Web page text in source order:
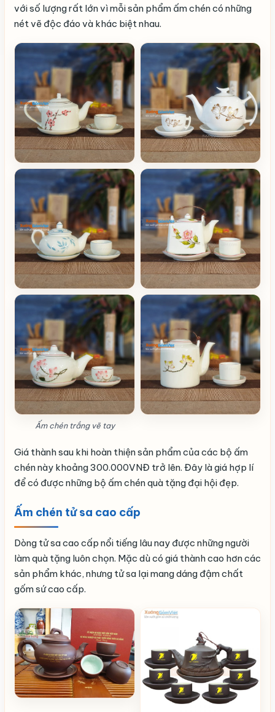
với số lượng rất lớn vì mỗi sản phẩm ấm chén có những
nét vẽ độc đáo và khác biệt nhau.
Ấm chén trắng vẽ tay
Giá thành sau khi hoàn thiện sản phẩm của các bộ ấm
chén này khoảng 300.000VNĐ trở lên. Đây là giá hợp lí
để có được những bộ ấm chén quà tặng đại hội đẹp.
Ấm chén tử sa cao cấp
Dòng tử sa cao cấp nổi tiếng lâu nay được những người
làm quà tặng luôn chọn. Mặc dù có giá thành cao hơn các
sản phẩm khác, nhưng tử sa lại mang dáng đậm chất
gốm sứ cao cấp.